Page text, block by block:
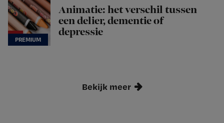
Animatie: het verschil tussen
een delier, dementie of
depressie
Bekijk meer